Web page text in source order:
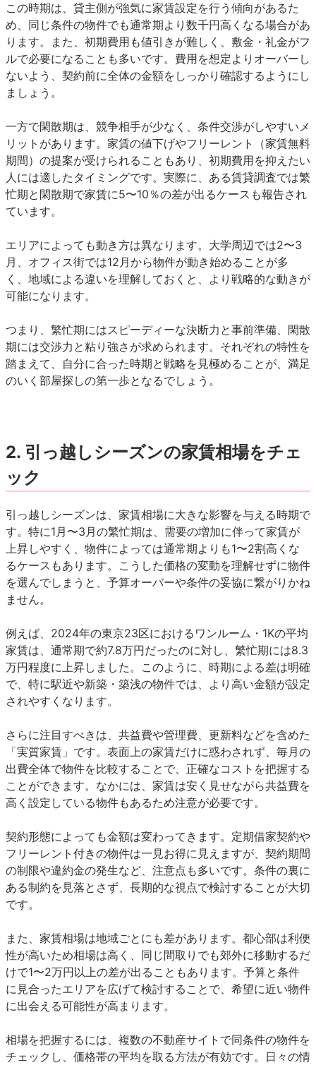
この時期は、貸主側が強気に家賃設定を行う傾向があるた
め、同じ条件の物件でも通常期より数千円高くなる場合があ
ります。また、初期費用も値引きが難しく、敷金・礼金がフ
ルで必要になることも多いです。費用を想定よりオーバーし
ないよう、契約前に全体の金額をしっかり確認するようにし
ましょう。
一方で閑散期は、競争相手が少なく、条件交渉がしやすいメ
リットがあります。家賃の値下げやフリーレント（家賃無料
期間）の提案が受けられることもあり、初期費用を抑えたい
人には適したタイミングです。実際に、ある賃貸調査では繁
忙期と閑散期で家賃に5〜10％の差が出るケースも報告され
ています。
エリアによっても動き方は異なります。大学周辺では2〜3
月、オフィス街では12月から物件が動き始めることが多
く、地域による違いを理解しておくと、より戦略的な動きが
可能になります。
つまり、繁忙期にはスピーディーな決断力と事前準備、閑散
期には交渉力と粘り強さが求められます。それぞれの特性を
踏まえて、自分に合った時期と戦略を見極めることが、満足
のいく部屋探しの第一歩となるでしょう。
2. 引っ越しシーズンの家賃相場をチェ
ック
引っ越しシーズンは、家賃相場に大きな影響を与える時期で
す。特に1月〜3月の繁忙期は、需要の増加に伴って家賃が
上昇しやすく、物件によっては通常期よりも1〜2割高くな
るケースもあります。こうした価格の変動を理解せずに物件
を選んでしまうと、予算オーバーや条件の妥協に繋がりかね
ません。
例えば、2024年の東京23区におけるワンルーム・1Kの平均
家賃は、通常期で約7.8万円だったのに対し、繁忙期には8.3
万円程度に上昇しました。このように、時期による差は明確
で、特に駅近や新築・築浅の物件では、より高い金額が設定
されやすくなります。
さらに注目すべきは、共益費や管理費、更新料などを含めた
「実質家賃」です。表面上の家賃だけに惑わされず、毎月の
出費全体で物件を比較することで、正確なコストを把握する
ことができます。なかには、家賃は安く見せながら共益費を
高く設定している物件もあるため注意が必要です。
契約形態によっても金額は変わってきます。定期借家契約や
フリーレント付きの物件は一見お得に見えますが、契約期間
の制限や違約金の発生など、注意点も多いです。条件の裏に
ある制約を見落とさず、長期的な視点で検討することが大切
です。
また、家賃相場は地域ごとにも差があります。都心部は利便
性が高いため相場は高く、同じ間取りでも郊外に移動するだ
けで1〜2万円以上の差が出ることもあります。予算と条件
に見合ったエリアを広げて検討することで、希望に近い物件
に出会える可能性が高まります。
相場を把握するには、複数の不動産サイトで同条件の物件を
チェックし、価格帯の平均を取る方法が有効です。日々の情